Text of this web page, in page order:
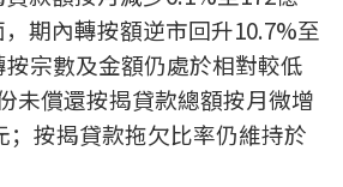
失，中原按揭概不負責。
如有任何問題，可查詢：
中原工商舖
司 Centaline Mortgage Broker Limited 版權所有
期內轉按額逆市回升10.7%至
宗數及金額仍處於相對較低
未償還按揭貸款總額按月微增
；按揭貸款拖欠比率仍維持於